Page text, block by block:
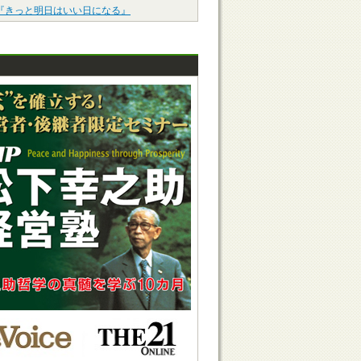
きっと明日はいい日になる』